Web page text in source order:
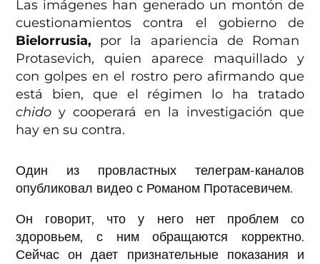
Las imágenes han generado un montón de
cuestionamientos contra el gobierno de
Bielorrusia, por la apariencia de Roman
Protasevich, quien aparece maquillado y
con golpes en el rostro pero afirmando que
está bien, que el régimen lo ha tratado
chido y cooperará en la investigación que
hay en su contra.
Один из провластных телеграм-каналов
опубликовал видео с Романом Протасевичем.
Он говорит, что у него нет проблем со
здоровьем, с ним обращаются корректно.
Сейчас он дает признательные показания и